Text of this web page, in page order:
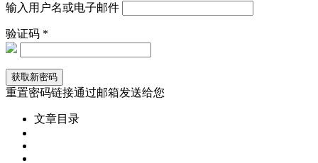
输入用户名或电子邮件
验证码 *
重置密码链接通过邮箱发送给您
文章目录